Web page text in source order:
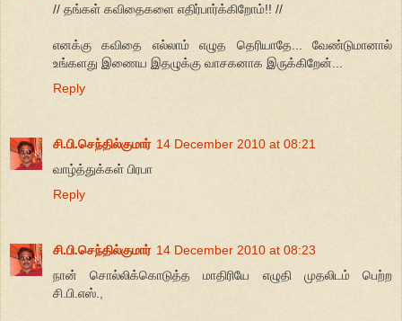
// தங்கள் கவிதைகளை எதிர்பார்க்கிறோம்!! //
எனக்கு கவிதை எல்லாம் எழுத தெரியாதே... வேண்டுமானால்
உங்களது இணைய இதழுக்கு வாசகனாக இருக்கிறேன்...
Reply
சி.பி.செந்தில்குமார் 14 December 2010 at 08:21
வாழ்த்துக்கள் பிரபா
Reply
சி.பி.செந்தில்குமார் 14 December 2010 at 08:23
நான் சொல்லிக்கொடுத்த மாதிரியே எழுதி முதலிடம் பெற்ற
சி.பி.எஸ்.,